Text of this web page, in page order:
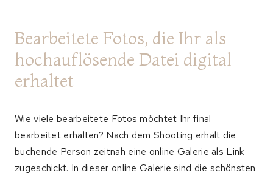
Bearbeitete Fotos, die Ihr als
hochauflösende Datei digital
erhaltet
Wie viele bearbeitete Fotos möchtet Ihr final
bearbeitet erhalten? Nach dem Shooting erhält die
buchende Person zeitnah eine online Galerie als Link
zugeschickt. In dieser online Galerie sind die schönsten